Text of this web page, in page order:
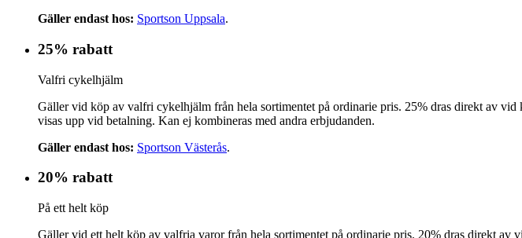
Gäller endast hos: Sportson Uppsala.
25% rabatt
Valfri cykelhjälm
Gäller vid köp av valfri cykelhjälm från hela sortimentet på ordinarie pris. 25% dras direkt av
visas upp vid betalning. Kan ej kombineras med andra erbjudanden.
Gäller endast hos: Sportson Västerås.
20% rabatt
På ett helt köp
Gäller vid ett helt köp av valfria varor från hela sortimentet på ordinarie pris. 20% dras direkt